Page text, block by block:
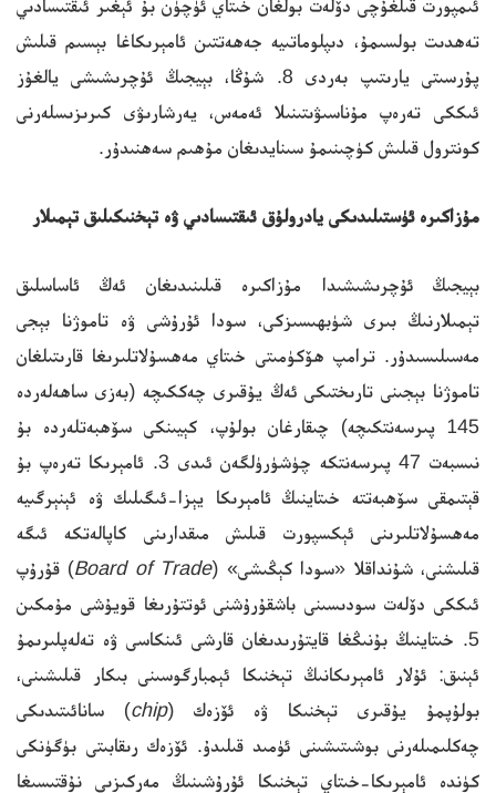
ئىمپورت قىلغۇچى دۆلەت بولغان خىتاي ئۈچۈن بۇ ئېغىر ئىقتىسادىي
تەھدىت بولسىمۇ، دىپلوماتىيە جەھەتتىن ئامېرىكاغا بېسىم قىلىش
پۇرسىتى يارىتىپ بەردى 8. شۇڭا، بېيجىڭ ئۇچرىشىشى يالغۇز
ئىككى تەرەپ مۇناسىۋىتىنىلا ئەمەس، يەرشارىۋى كىرىزىسلەرنى
كونترول قىلىش كۈچىنىمۇ سىنايدىغان مۇھىم سەھنىدۇر.
مۇزاكىرە ئۈستىلىدىكى يادرولۇق ئىقتىسادىي ۋە تېخنىكىلىق تېمىلار
بېيجىڭ ئۇچرىشىشىدا مۇزاكىرە قىلىنىدىغان ئەڭ ئاساسلىق
تېمىلارنىڭ بىرى شۈبھىسىزكى، سودا ئۇرۇشى ۋە تاموژنا بېجى
مەسىلىسىدۇر. ترامپ ھۆكۈمىتى خىتاي مەھسۇلاتلىرىغا قارىتىلغان
تاموژنا بېجىنى تارىختىكى ئەڭ يۇقىرى چەككىچە (بەزى ساھەلەردە
145 پىرسەنتكىچە) چىقارغان بولۇپ، كېيىنكى سۆھبەتلەردە بۇ
نىسبەت 47 پىرسەنتكە چۈشۈرۈلگەن ئىدى 3. ئامېرىكا تەرەپ بۇ
قېتىمقى سۆھبەتتە خىتاينىڭ ئامېرىكا يېزا-ئىگىلىك ۋە ئېنېرگىيە
مەھسۇلاتلىرىنى ئېكسپورت قىلىش مىقدارىنى كاپالەتكە ئىگە
قىلىشنى، شۇنداقلا «سودا كېڭىشى» (Board of Trade) قۇرۇپ
ئىككى دۆلەت سودىسىنى باشقۇرۇشنى ئوتتۇرىغا قويۇشى مۇمكىن
5. خىتاينىڭ بۇنىڭغا قايتۇرىدىغان قارشى ئىنكاسى ۋە تەلەپلىرىمۇ
ئېنىق: ئۇلار ئامېرىكانىڭ تېخنىكا ئېمبارگوسىنى بىكار قىلىشىنى،
بولۇپمۇ يۇقىرى تېخنىكا ۋە ئۆزەك (chip) سانائىتىدىكى
چەكلىمىلەرنى بوشىتىشىنى ئۈمىد قىلىدۇ. ئۆزەك رىقابىتى بۈگۈنكى
كۈندە ئامېرىكا-خىتاي تېخنىكا ئۇرۇشىنىڭ مەركىزىي نۇقتىسىغا